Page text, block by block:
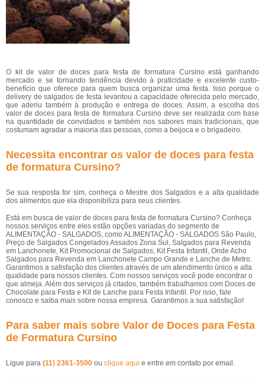
O kit de valor de doces para festa de formatura Cursino está ganhando
mercado e se tornando tendência devido à praticidade e excelente custo-
benefício que oferece para quem busca organizar uma festa. Isso porque o
delivery de salgados de festa levantou a capacidade oferecida pelo mercado,
que aderiu também à produção e entrega de doces. Assim, a escolha dos
valor de doces para festa de formatura Cursino deve ser realizada com base
na quantidade de convidados e também nos sabores mais tradicionais, que
costumam agradar a maioria das pessoas, como a beijoca e o brigadeiro.
Necessita encontrar os valor de doces para festa
de formatura Cursino?
Se sua resposta for sim, conheça o Mestre dos Salgados e a alta qualidade
dos alimentos que ela disponibiliza para seus clientes.
Está em busca de valor de doces para festa de formatura Cursino? Conheça
nossos serviços entre eles estão opções variadas do segmento de
ALIMENTAÇÃO - SALGADOS, como ALIMENTAÇÃO - SALGADOS São Paulo,
Preço de Salgados Congelados Assados Zona Sul, Salgados para Revenda
em Lanchonete, Kit Promocional de Salgados, Kit Festa Infantil, Onde Acho
Salgados para Revenda em Lanchonete Campo Grande e Lanche de Metro.
Garantimos a satisfação dos clientes através de um atendimento único e alta
qualidade para nossos clientes. Com nossos serviços você pode encontrar o
que almeja. Além dos serviços já citados, também trabalhamos com Doces de
Chocolate para Festa e Kit de Lanche para Festa Infantil. Por isso, fale
conosco e saiba mais sobre nossa empresa. Garantimos a sua satisfação!
Para saber mais sobre Valor de Doces para Festa
de Formatura Cursino
Ligue para (11) 2361-3500 ou clique aqui e entre em contato por email.